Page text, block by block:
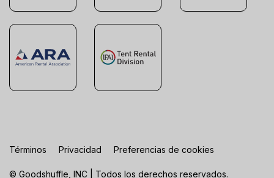
© Goodshuffle, INC | Todos los derechos reservados.
Términos Privacidad Preferencias de cookies